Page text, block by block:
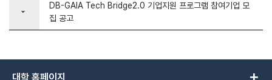
arrow_drop_down
DB-GAIA Tech Bridge2.0 기업지원 프로그램 참여기업 모
집 공고
대학 홈페이지